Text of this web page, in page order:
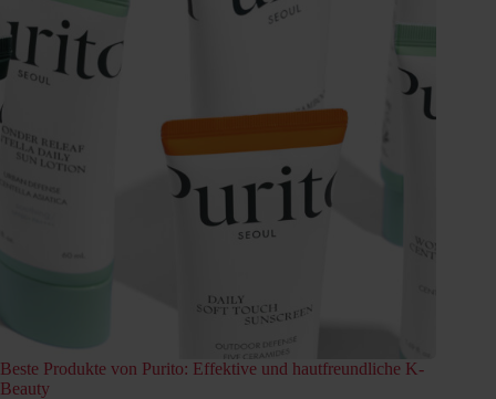
Beste Produkte von Purito: Effektive und hautfreundliche K-
Beauty